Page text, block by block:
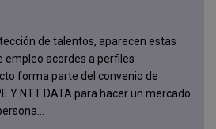
de talentos, aparecen estas
empleo acordes a perfiles
forma parte del convenio de
Y NTT DATA para hacer un mercado